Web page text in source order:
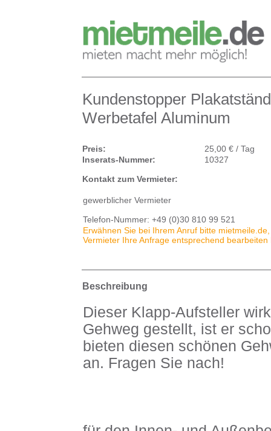
Kundenstopper
Werbetafel Aluminum
Preis:
25,00 € / Tag
Inserats-Nummer:
10327
Kontakt zum Vermieter:
gewerblicher Vermieter
Telefon-Nummer: +49 (0)30 810 99 521
Erwähnen Sie bei Ihrem Anruf bitte
Vermieter Ihre Anfrage entsprechend bearbeiten
Beschreibung
Dieser Klapp-Aufsteller
Gehweg gestellt, ist er
bieten diesen schönen
an. Fragen Sie nach!